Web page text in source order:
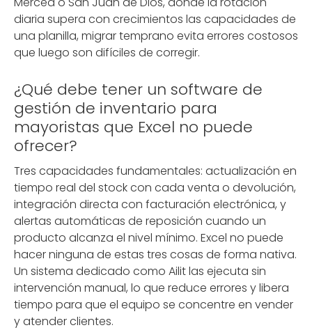
diaria supera con crecimientos las capacidades de
una planilla, migrar temprano evita errores costosos
que luego son difíciles de corregir.
¿Qué debe tener un software de
gestión de inventario para
mayoristas que Excel no puede
ofrecer?
Tres capacidades fundamentales: actualización en
tiempo real del stock con cada venta o devolución,
integración directa con facturación electrónica, y
alertas automáticas de reposición cuando un
producto alcanza el nivel mínimo. Excel no puede
hacer ninguna de estas tres cosas de forma nativa.
Un sistema dedicado como Ailit las ejecuta sin
intervención manual, lo que reduce errores y libera
tiempo para que el equipo se concentre en vender
y atender clientes.